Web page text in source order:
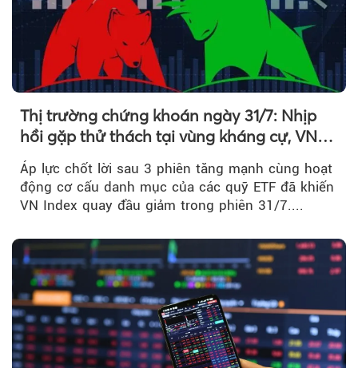
Thị trường chứng khoán ngày 31/7: Nhịp
hồi gặp thử thách tại vùng kháng cự, VN
Index giảm gần 9 điểm trong phiên cuối...
Áp lực chốt lời sau 3 phiên tăng mạnh cùng hoạt
động cơ cấu danh mục của các quỹ ETF đã khiến
VN Index quay đầu giảm trong phiên 31/7....